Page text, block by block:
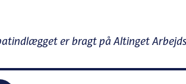
er bragt på Altinget